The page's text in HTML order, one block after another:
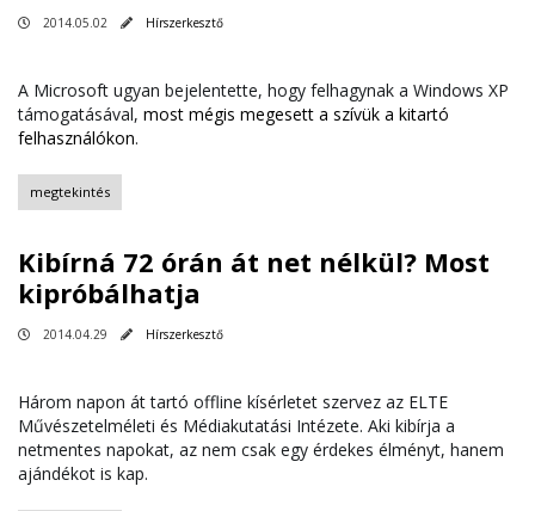
2014.05.02 Hírszerkesztő
A Microsoft ugyan bejelentette, hogy felhagynak a Windows XP
támogatásával, most mégis megesett a szívük a kitartó
felhasználókon.
megtekintés
Kibírná 72 órán át net nélkül? Most
kipróbálhatja
2014.04.29 Hírszerkesztő
Három napon át tartó offline kísérletet szervez az ELTE
Művészetelméleti és Médiakutatási Intézete. Aki kibírja a
netmentes napokat, az nem csak egy érdekes élményt, hanem
ajándékot is kap.